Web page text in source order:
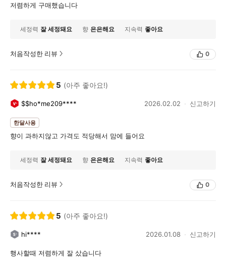
저렴하게 구매했습니다
세정력 잘 세정돼요 향 은은해요 지속력 좋아요
처음작성한 리뷰 0
5 (아주 좋아요!)
$$ho*me209**** 2026.02.02 신고하기
한달사용
향이 과하지않고 가격도 적당해서 맘에 들어요
세정력 잘 세정돼요 향 은은해요 지속력 좋아요
처음작성한 리뷰 0
5 (아주 좋아요!)
hi**** 2026.01.08 신고하기
행사할때 저렴하게 잘 샀습니다